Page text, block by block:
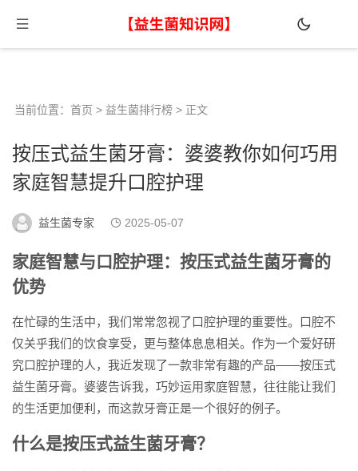
当前位置： 首页 > 益生菌排行榜 > 正文
按压式益生菌牙膏：婆婆教你如何巧用
家庭智慧提升口腔护理
益生菌专家 2025-05-07
家庭智慧与口腔护理：按压式益生菌牙膏的
优势
在忙碌的生活中，我们常常忽视了口腔护理的重要性。口腔不
仅关乎我们的饮食享受，更与整体息息相关。作为一个爱好研
究口腔护理的人，我近发现了一款非常有趣的产品——按压式
益生菌牙膏。婆婆告诉我，巧妙运用家庭智慧，往往能让我们
的生活更加便利，而这款牙膏正是一个很好的例子。
什么是按压式益生菌牙膏？